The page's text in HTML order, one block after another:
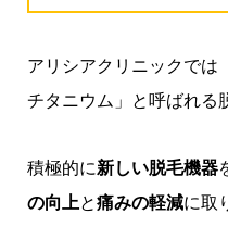
アリシアクリニックでは
チタニウム」と呼ばれる
積極的に新しい脱毛機器
の向上と痛みの軽減に取